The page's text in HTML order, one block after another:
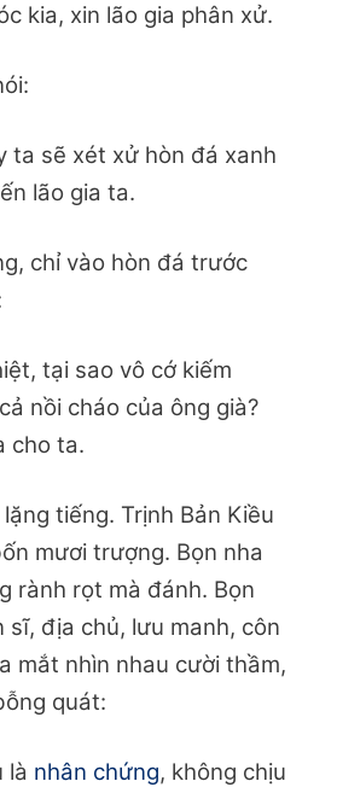
kia, xin lão gia phân xử.
ta sẽ xét xử hòn đá xanh
lão gia ta.
chỉ vào hòn đá trước
tại sao vô cớ kiếm
nồi cháo của ông già?
cho ta.
tiếng. Trịnh Bản Kiều
mươi trượng. Bọn nha
rành rọt mà đánh. Bọn
sĩ, địa chủ, lưu manh, côn
mắt nhìn nhau cười thầm,
quát:
là nhân chứng, không chịu